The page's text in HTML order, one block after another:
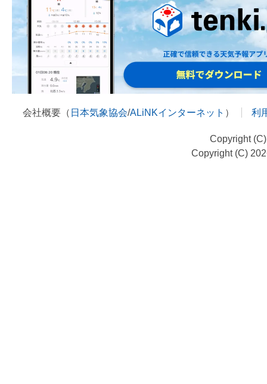
会社概要（ 日本気象協会/ALiNKインターネット ） 利
Copyright
Copyright (C)